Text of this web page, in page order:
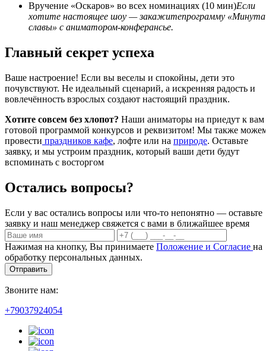
Вручение «Оскаров» во всех номинациях (10 мин)Если
хотите настоящее шоу — закажитепрограмму «Минута
славы» с аниматором-конферансье.
Главный секрет успеха
Ваше настроение! Если вы веселы и спокойны, дети это
почувствуют. Не идеальный сценарий, а искренняя радость и
вовлечённость взрослых создают настоящий праздник.
Хотите совсем без хлопот? Наши аниматоры на приедут к вам
готовой программой конкурсов и реквизитом! Мы также
провести праздников кафе, лофте или на природе. Оставьте
заявку, и мы устроим праздник, который ваши дети будут
вспоминать с восторгом
Остались вопросы?
Если у вас остались вопросы или что-то непонятно — оставьте
заявку и наш менеджер свяжется с вами в ближайшее время
Нажимая на кнопку, Вы принимаете Положение и Согласие на
обработку персональных данных.
Отправить
Звоните нам:
+79037924054